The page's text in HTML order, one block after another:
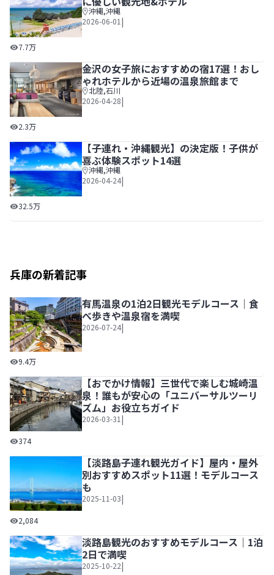
赤ちゃんと楽しむ沖縄旅行【0～2歳児】に優しい観光地&
7.7万
沖縄,沖縄
2026-06-01 |
金沢の女子旅におすすめの宿17選！おしゃれホテルから近
2.3万
金沢の女子旅におすすめの宿17選！おし
ゃれホテルから近場の温泉旅館まで
北陸,石川
2026-04-28|
【子連れ・沖縄観光】の決定版！子供が喜ぶ体験スポット
32.5万
【子連れ・沖縄観光】の決定版！子供が
喜ぶ体験スポット14選
沖縄,沖縄
2026-04-24|
兵庫の新着記事
有馬温泉の1泊2日観光モデルコース｜食べ歩きや温泉宿を
9.4万
有馬温泉の1泊2日観光モデルコース｜食
べ歩きや温泉宿を満喫
2026-07-24|
【おでかけ情報】三世代で楽しむ城崎温泉！誰もが安心の
374
【おでかけ情報】三世代で楽しむ城崎温
泉！誰もが安心の「ユニバーサルツーリ
ズム」お役立ちガイド
2026-03-31 |
【淡路島子連れ観光ガイド】屋内・屋外別おすすめスポッ
2,084
【淡路島子連れ観光ガイド】屋内・屋外
別おすすめスポット11選！モデルコース
も
2025-11-03|
淡路島観光のおすすめモデルコース｜1泊
2日で満喫
2025-10-22|